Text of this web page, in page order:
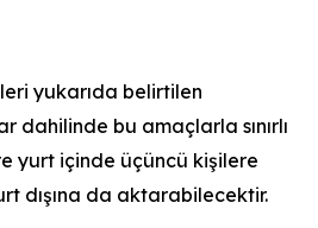
yukarıda belirtilen
dahilinde bu amaçlarla sınırlı
yurt içinde üçüncü kişilere
dışına da aktarabilecektir.